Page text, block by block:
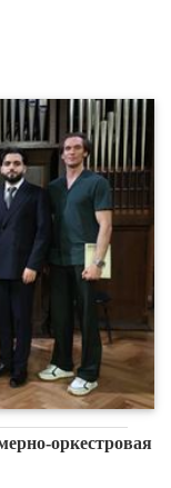
оркестровая